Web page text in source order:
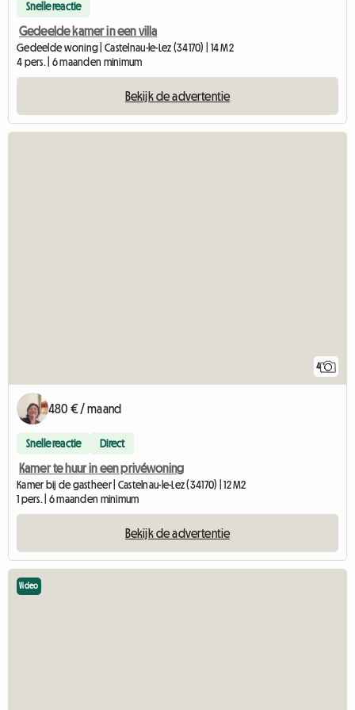
Snelle reactie
Gedeelde kamer in een villa
Gedeelde woning | Castelnau-le-Lez (34170) | 14 M2
4 pers. | 6 maanden minimum
Bekijk de advertentie
4
480 € / maand
Snelle reactie Direct
Kamer te huur in een privéwoning
Kamer bij de gastheer | Castelnau-le-Lez (34170) | 12 M2
1 pers. | 6 maanden minimum
Bekijk de advertentie
Video